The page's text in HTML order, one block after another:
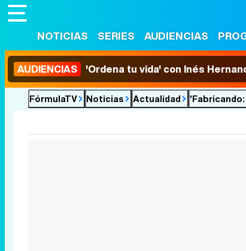
NOTICIAS SERIES AUDIENCIAS
AUDIENCIAS 'Ordena tu vida' con Inés
FórmulaTV Noticias Actualidad